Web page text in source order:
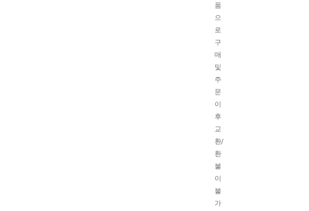
품
으
로
구
매
및
주
문
이
후
교
환/
환
불
이
불
가